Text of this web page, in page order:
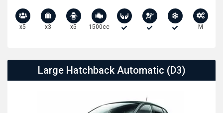
x5 x3 x5 1500cc M
Large Hatchback Automatic (D3)